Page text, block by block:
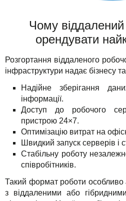
Чому віддалений
орендувати
Розгортання віддаленого
інфраструктури надає бізнесу
Надійне зберігання
інформації.
Доступ до робочого
пристрою 24×7.
Оптимізацію витрат на
Швидкий запуск серверів і
Стабільну роботу
співробітників.
Такий формат роботи особливо
з віддаленими або